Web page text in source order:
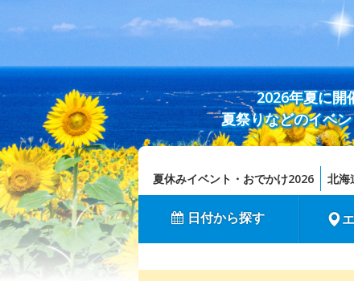
2026年夏に開
夏祭りなどのイベ
夏休みイベント・おでかけ2026 北海
日付から探す